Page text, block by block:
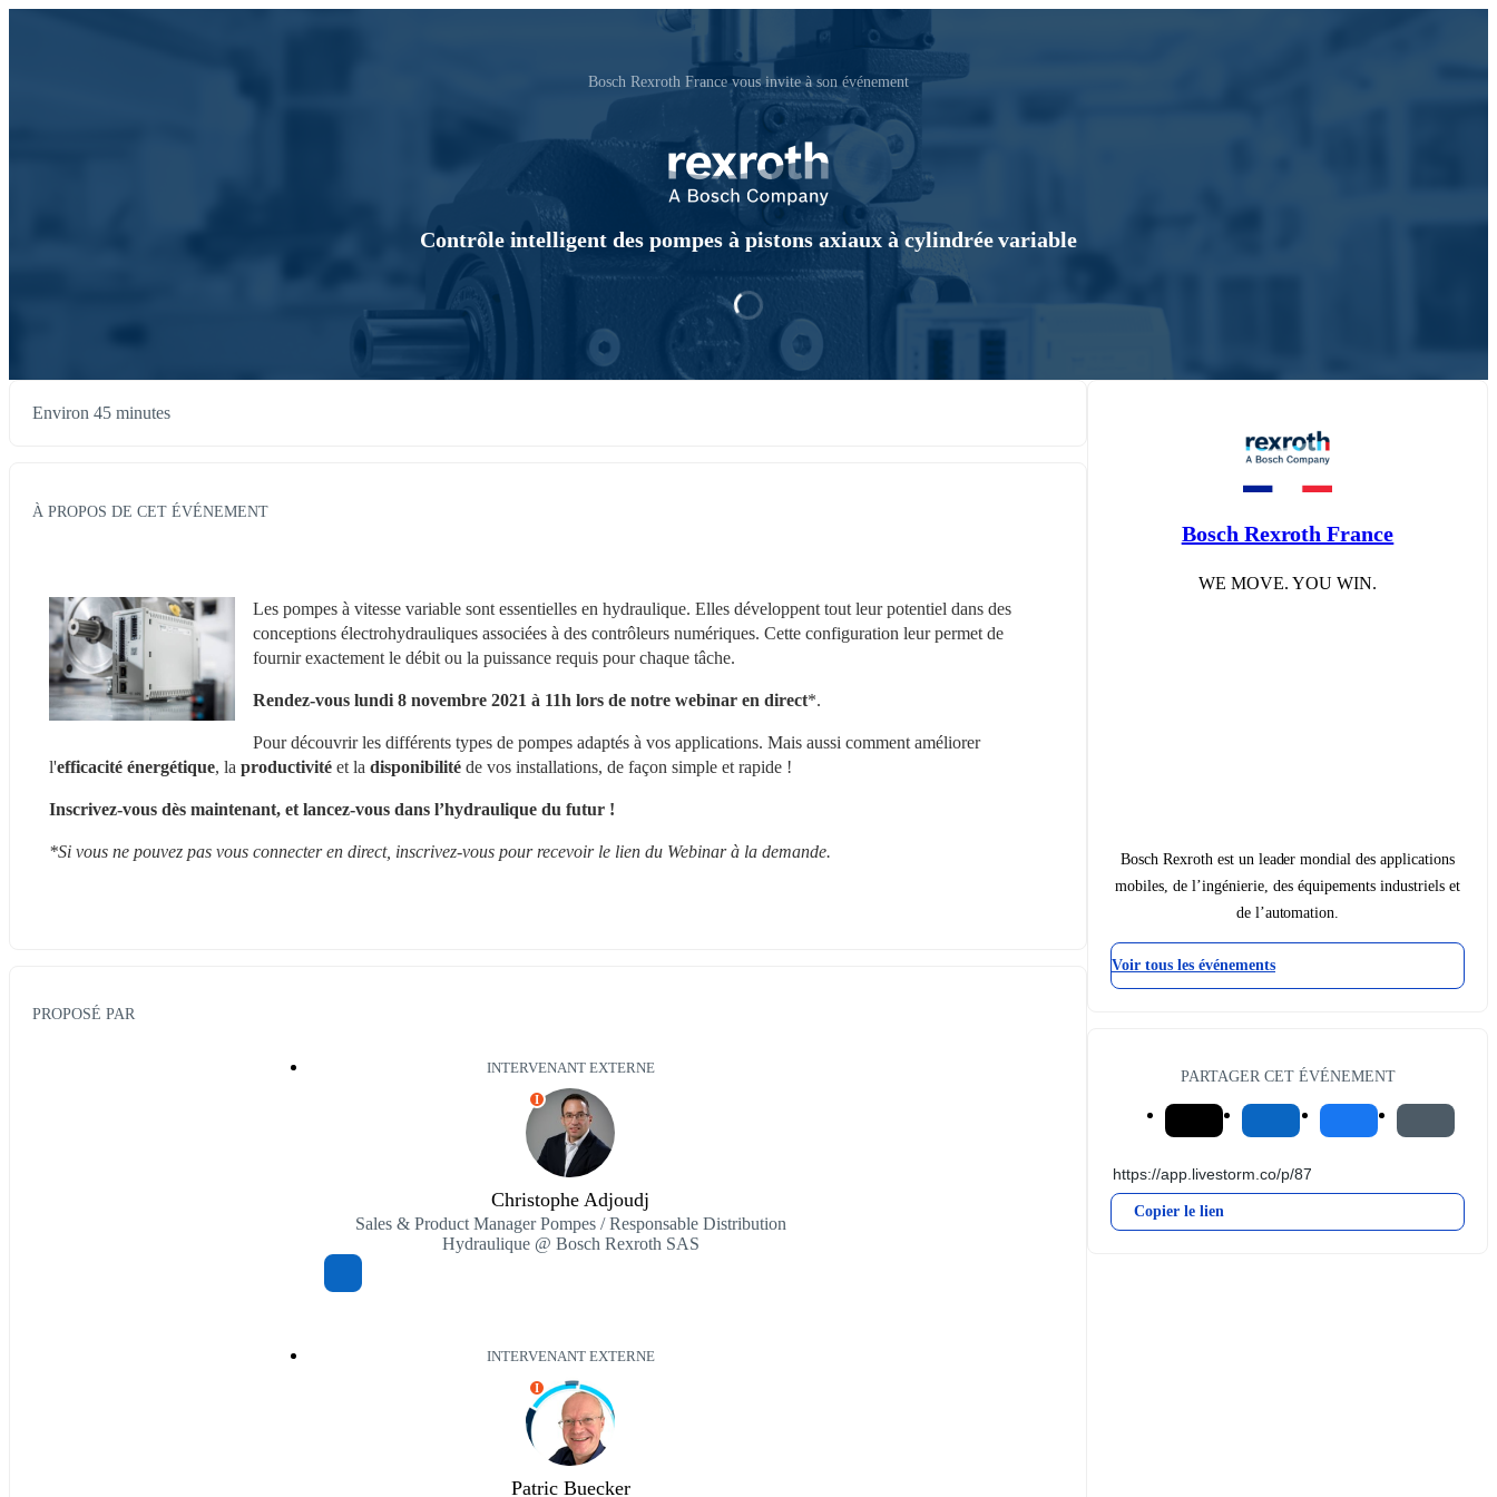
Bosch Rexroth France vous invite à son événement
Contrôle intelligent des pompes à pistons axiaux à cylindrée variable
Environ 45 minutes
À PROPOS DE CET ÉVÉNEMENT
Les pompes à vitesse variable sont essentielles en hydraulique. Elles développent tout leur potentiel dans des
conceptions électrohydrauliques associées à des contrôleurs numériques. Cette configuration leur permet de
fournir exactement le débit ou la puissance requis pour chaque tâche.
Rendez-vous lundi 8 novembre 2021 à 11h lors de notre webinar en direct*.
Pour découvrir les différents types de pompes adaptés à vos applications. Mais aussi comment améliorer
l'efficacité énergétique, la productivité et la disponibilité de vos installations, de façon simple et rapide !
Inscrivez-vous dès maintenant, et lancez-vous dans l’hydraulique du futur !
*Si vous ne pouvez pas vous connecter en direct, inscrivez-vous pour recevoir le lien du Webinar à la demande.
PROPOSÉ PAR
INTERVENANT EXTERNE
I
Christophe Adjoudj
Sales & Product Manager Pompes / Responsable Distribution
Hydraulique @ Bosch Rexroth SAS
INTERVENANT EXTERNE
I
Patric Buecker
Bosch Rexroth France
WE MOVE. YOU WIN.
Bosch Rexroth est un leader mondial des applications
mobiles, de l’ingénierie, des équipements industriels et
de l’automation.
Voir tous les événements
PARTAGER CET ÉVÉNEMENT
Copier le lien